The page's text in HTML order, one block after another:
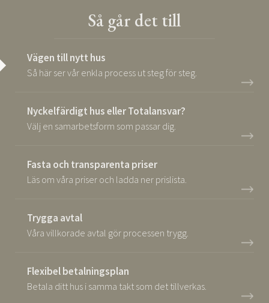
Så går det till
Vägen till nytt hus
Så här ser vår enkla process ut steg för steg.
Nyckelfärdigt hus eller Totalansvar?
Välj en samarbetsform som passar dig.
Fasta och transparenta priser
Läs om våra priser och ladda ner prislista.
Trygga avtal
Våra villkorade avtal gör processen trygg.
Flexibel betalningsplan
Betala ditt hus i samma takt som det tillverkas.